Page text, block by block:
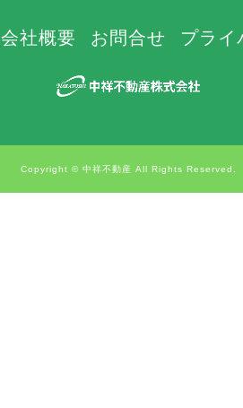
会社概要 お問合せ プライ
Copyright © 中祥不動産 All Rights Reserved.